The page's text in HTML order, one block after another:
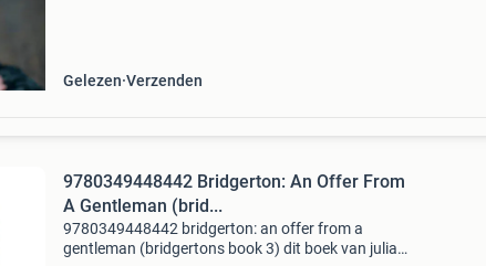
Gelezen Verzenden
9780349448442 Bridgerton: An Offer From
A Gentleman (brid...
9780349448442 bridgerton: an offer from a
gentleman (bridgertons book 3) dit boek van julia